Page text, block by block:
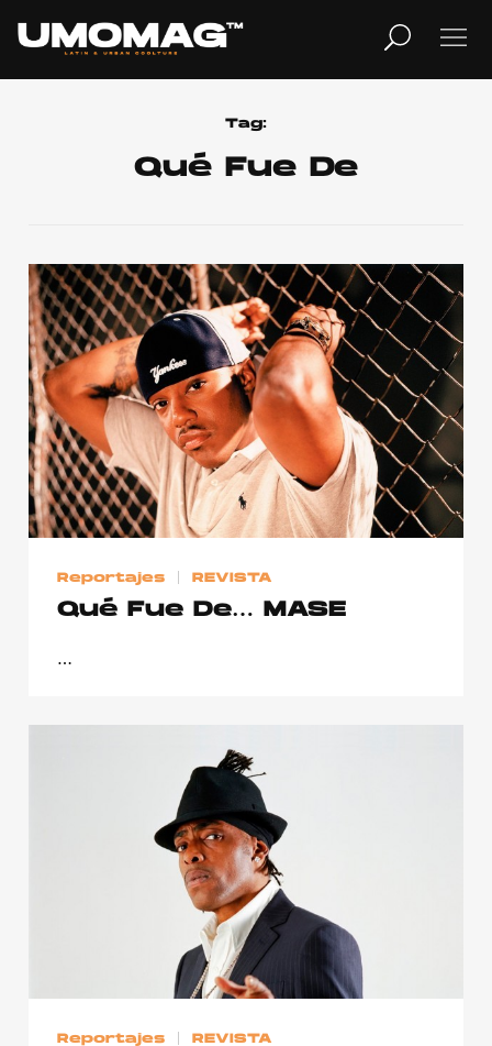
Home
Cover Story
Publicidad
© 2015-2022 UMOMAG. PROPIEDAD DE UMO agency. TODOS LOS
Tag:
Qué Fue De
Reportajes REVISTA
Qué Fue De… MASE
…
Reportajes REVISTA